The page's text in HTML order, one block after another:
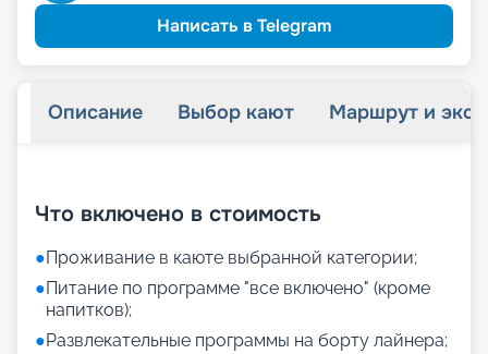
Написать в Telegram
Описание Выбор кают Маршрут и
Что включено в стоимость
●Проживание в каюте выбранной категории;
●Питание по программе "все включено" (кроме
напитков);
●Развлекательные программы на борту лайнера;